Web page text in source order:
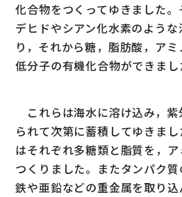
化合物をつくってゆきました
デヒドやシアン化水素のよう
り，それから糖，脂肪酸，ア
低分子の有機化合物ができまし
これらは海水に溶け込み，
られて次第に蓄積してゆきま
はそれぞれ多糖類と脂質を，
つくりました。またタンパク
鉄や亜鉛などの重金属を取り